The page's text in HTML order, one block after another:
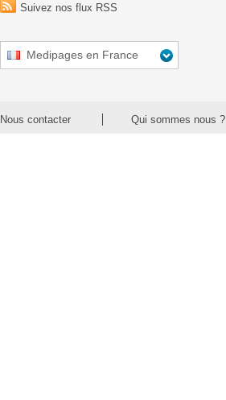
Suivez nos flux RSS
Medipages en France
Nous contacter Qui sommes nous ?